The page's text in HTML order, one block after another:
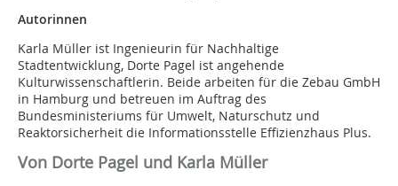
Autorinnen
Karla Müller ist Ingenieurin für Nachhaltige
Stadtentwicklung, Dorte Pagel ist angehende
Kulturwissenschaftlerin. Beide arbeiten für die Zebau GmbH
in Hamburg und betreuen im Auftrag des
Bundesministeriums für Umwelt, Naturschutz und
Reaktorsicherheit die Informationsstelle Effizienzhaus Plus.
Von Dorte Pagel und Karla Müller